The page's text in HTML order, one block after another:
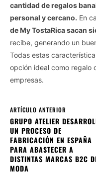
cantidad de regalos
personal y cercano. En
de My TostaRica sacan
recibe, generando un
Todas estas
opción ideal como regalo
empresas.
ARTÍCULO ANTERIOR
GRUPO ATELIER
UN PROCESO DE
FABRICACIÓN EN ESPAÑA
PARA ABASTECER A
DISTINTAS MARCAS B2C
MODA